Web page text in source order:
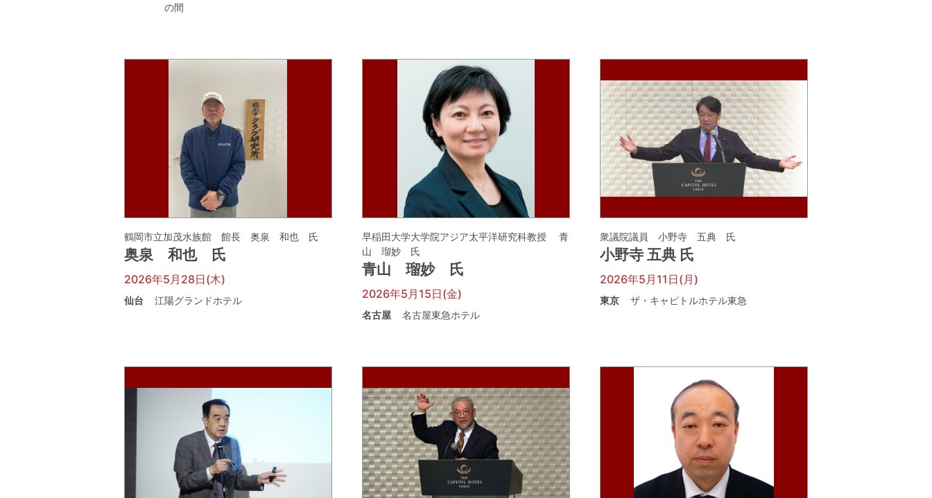
の間
鶴岡市立加茂水族館 館長 奥泉 和也 氏
奥泉 和也 氏
2026年5月28日(木)
仙台 江陽グランドホテル
早稲田大学大学院アジア太平洋研究科教授 青
山 瑠妙 氏
青山 瑠妙 氏
2026年5月15日(金)
名古屋 名古屋東急ホテル
衆議院議員 小野寺 五典 氏
小野寺 五典 氏
2026年5月11日(月)
東京 ザ・キャピトルホテル東急